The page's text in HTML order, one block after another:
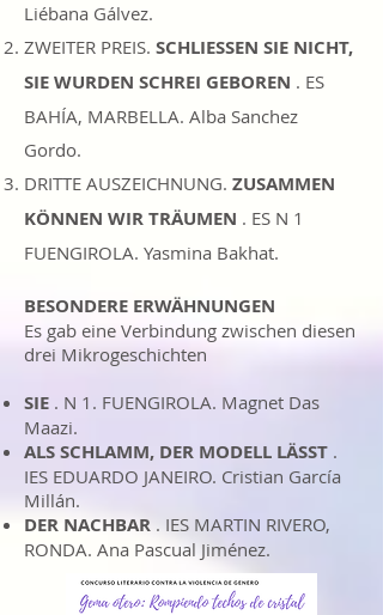
Liébana Gálvez.
ZWEITER PREIS. SCHLIESSEN SIE NICHT,
SIE WURDEN SCHREI GEBOREN . ES
BAHÍA, MARBELLA. Alba Sanchez
Gordo.
DRITTE AUSZEICHNUNG. ZUSAMMEN
KÖNNEN WIR TRÄUMEN . ES N 1
FUENGIROLA. Yasmina Bakhat.
BESONDERE ERWÄHNUNGEN
Es gab eine Verbindung zwischen diesen
drei Mikrogeschichten
SIE . N 1. FUENGIROLA. Magnet Das
Maazi.
ALS SCHLAMM, DER MODELL LÄSST .
IES EDUARDO JANEIRO. Cristian García
Millán.
DER NACHBAR . IES MARTIN RIVERO,
RONDA. Ana Pascual Jiménez.